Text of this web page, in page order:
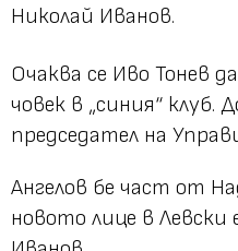
Николай Иванов.
Очаква се Иво Тонев
човек в „синия“ клуб.
председател на
Ангелов бе част от
новото лице в Левски